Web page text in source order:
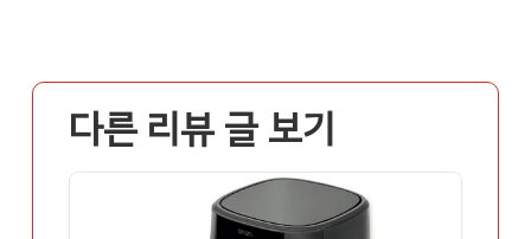
다른 리뷰 글 보기